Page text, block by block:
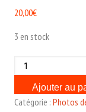
20,00€
3 en stock
quantité
de
Photo
dédicacée
Ajouter au
Catégorie : Photos